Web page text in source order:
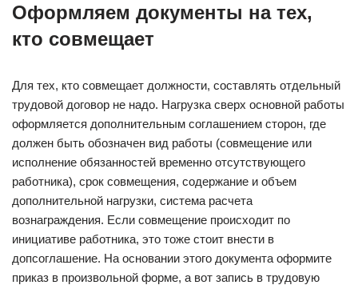
Оформляем документы на тех,
кто совмещает
Для тех, кто совмещает должности, составлять отдельный
трудовой договор не надо. Нагрузка сверх основной работы
оформляется дополнительным соглашением сторон, где
должен быть обозначен вид работы (совмещение или
исполнение обязанностей временно отсутствующего
работника), срок совмещения, содержание и объем
дополнительной нагрузки, система расчета
вознаграждения. Если совмещение происходит по
инициативе работника, это тоже стоит внести в
допсоглашение. На основании этого документа оформите
приказ в произвольной форме, а вот запись в трудовую